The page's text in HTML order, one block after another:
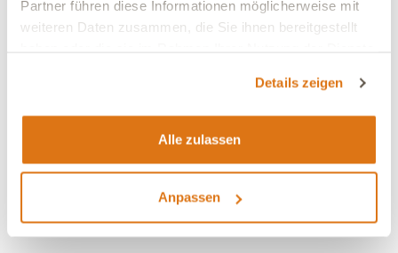
Partner führen diese Informationen möglicherweise mit
weiteren Daten zusammen, die Sie ihnen bereitgestellt
Details zeigen
Alle zulassen
Anpassen
Antiarrhythmika verschrieben werden.
Im Falle von Flüssigkeitseinlagerungen in der Lunge
Zusätzlich sollen ACE-Hemmer den Kreislauf
Bei einem nachgewiesenen Taurin-Mangel kann die
Aminosäure durch ein entsprechendes Präparat